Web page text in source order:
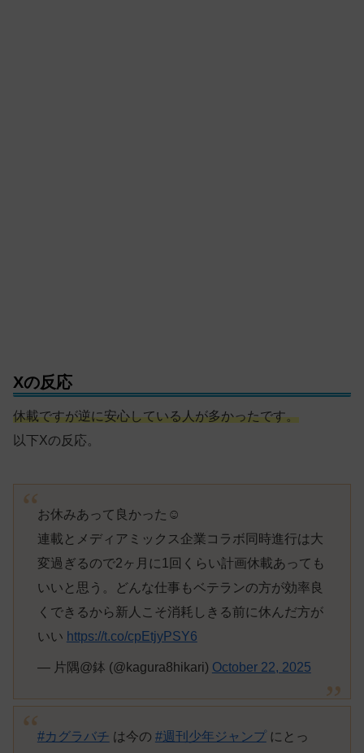
Xの反応
休載ですが逆に安心している人が多かったです。
以下Xの反応。
お休みあって良かった☺️
連載とメディアミックス企業コラボ同時進行は大
変過ぎるので2ヶ月に1回くらい計画休載あっても
いいと思う。どんな仕事もベテランの方が効率良
くできるから新人こそ消耗しきる前に休んだ方が
いい https://t.co/cpEtjyPSY6
— 片隅@鉢 (@kagura8hikari) October 22, 2025
#カグラバチ は今の #週刊少年ジャンプにとっ